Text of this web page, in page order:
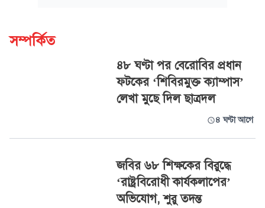
সম্পর্কিত
৪৮ ঘণ্টা পর বেরোবির প্রধান
ফটকের ‘শিবিরমুক্ত ক্যাম্পাস’
লেখা মুছে দিল ছাত্রদল
৪ ঘণ্টা আগে
জবির ৬৮ শিক্ষকের বিরুদ্ধে
‘রাষ্ট্রবিরোধী কার্যকলাপের’
অভিযোগ, শুরু তদন্ত